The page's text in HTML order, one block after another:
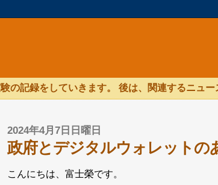
の記録をしていきます。 後は、関連するニュー
2024年4月7日日曜日
政府とデジタルウォレットの
こんにちは、富士榮です。